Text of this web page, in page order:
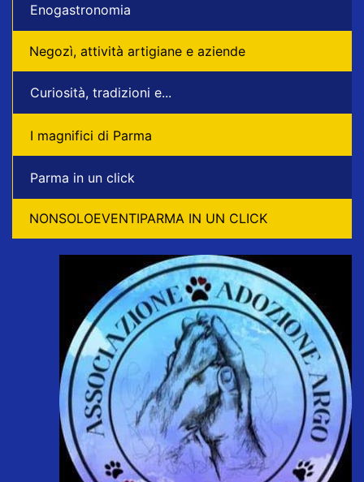
Enogastronomia
Negozì, attività artigiane e aziende
Curiosità, tradizioni e...
I magnifici di Parma
Parma in un click
NONSOLOEVENTIPARMA IN UN CLICK